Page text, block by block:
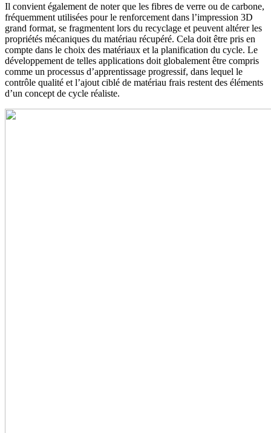
Il convient également de noter que les fibres de verre ou de carbone,
fréquemment utilisées pour le renforcement dans l’impression 3D
grand format, se fragmentent lors du recyclage et peuvent altérer les
propriétés mécaniques du matériau récupéré. Cela doit être pris en
compte dans le choix des matériaux et la planification du cycle. Le
développement de telles applications doit globalement être compris
comme un processus d’apprentissage progressif, dans lequel le
contrôle qualité et l’ajout ciblé de matériau frais restent des éléments
d’un concept de cycle réaliste.